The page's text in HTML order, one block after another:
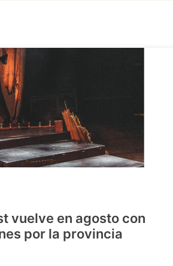
vuelve en agosto con
por la provincia